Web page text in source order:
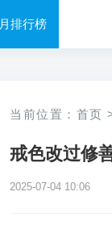
月排行榜
当前位置： 首页
戒色改过修
2025-07-04 10:06